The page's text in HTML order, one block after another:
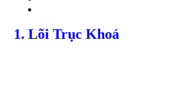
1. Lõi Trục Khoá